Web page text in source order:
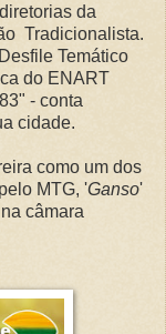
da
Tradicionalista.
Temático
do ENART
- conta
cidade.
como um dos
MTG, 'Ganso'
câmara